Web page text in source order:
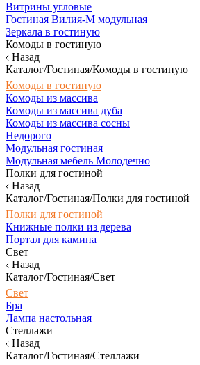
Витрины угловые
Гостиная Вилия-М модульная
Зеркала в гостиную
Комоды в гостиную
Назад
Каталог/Гостиная/Комоды в гостиную
Комоды в гостиную
Комоды из массива
Комоды из массива дуба
Комоды из массива сосны
Недорого
Модульная гостиная
Модульная мебель Молодечно
Полки для гостиной
Назад
Каталог/Гостиная/Полки для гостиной
Полки для гостиной
Книжные полки из дерева
Портал для камина
Свет
Назад
Каталог/Гостиная/Свет
Свет
Бра
Лампа настольная
Стеллажи
Назад
Каталог/Гостиная/Стеллажи